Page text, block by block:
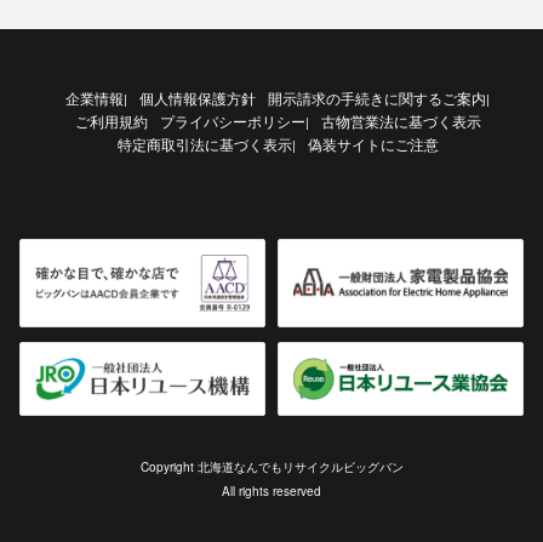
企業情報| 個人情報保護方針 開示請求の手続きに関するご案内|
ご利用規約 プライバシーポリシー|
古物営業法に基づく表示
特定商取引法に基づく表示| 偽装サイトにご注意
Copyright 北海道なんでもリサイクルビッグバン
All rights reserved